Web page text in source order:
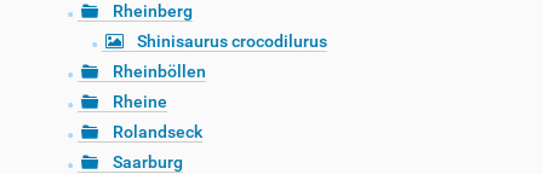
Rheinberg
Shinisaurus crocodilurus
Rheinböllen
Rheine
Rolandseck
Saarburg